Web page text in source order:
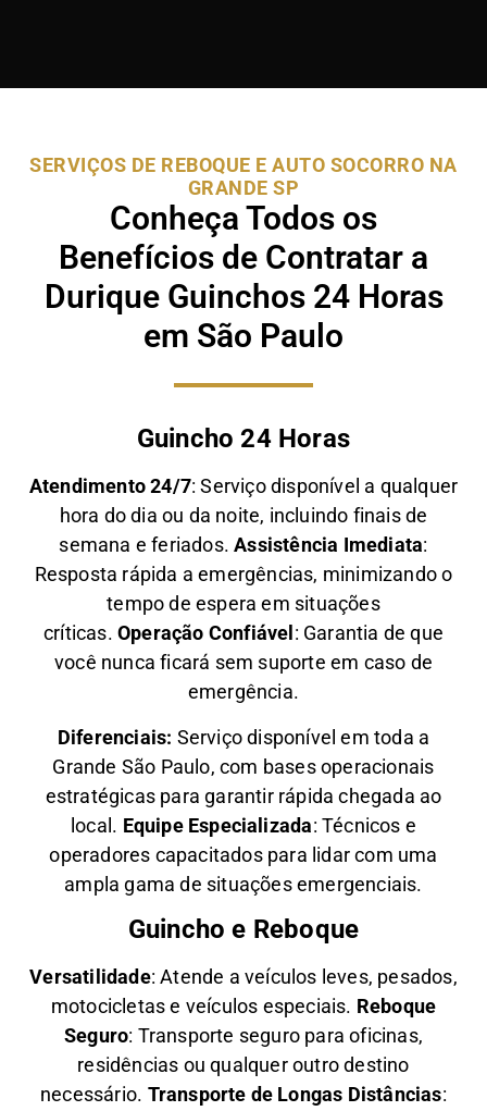
SERVIÇOS DE REBOQUE E AUTO SOCORRO NA
GRANDE SP
Conheça Todos os
Benefícios de Contratar a
Durique Guinchos 24 Horas
em São Paulo
Guincho 24 Horas
Atendimento 24/7: Serviço disponível a qualquer
hora do dia ou da noite, incluindo finais de
semana e feriados.Assistência Imediata:
Resposta rápida a emergências, minimizando o
tempo de espera em situações
críticas. Operação Confiável : Garantia de que
você nunca ficará sem suporte em caso de
emergência.
Diferenciais: Serviço disponível em toda a
Grande São Paulo, com bases operacionais
estratégicas para garantir rápida chegada ao
local. Equipe Especializada: Técnicos e
operadores capacitados para lidar com uma
ampla gama de situações emergenciais.
Guincho e Reboque
Versatilidade:Atende a veículos leves, pesados,
motocicletas e veículos especiais. Reboque
Seguro: Transporte seguro para oficinas,
residências ou qualquer outro destino
necessário. Transporte de Longas Distâncias: